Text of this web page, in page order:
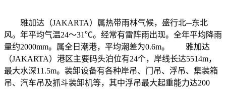
雅加达（JAKARTA）属热带雨林气候，盛行北─东北
风。年平均气温24～31℃。经常有雷阵雨出现。全年平均降雨
量约2000mm。属全日潮港，平均潮差为0.6m。 雅加达
（JAKARTA）港区主要码头泊位有24个，岸线长达5514m，
最大水深11.5m。装卸设备有各种岸吊、门吊、浮吊、集装箱
吊、汽车吊及抓斗装卸机等，其中浮吊最大起重能力达200